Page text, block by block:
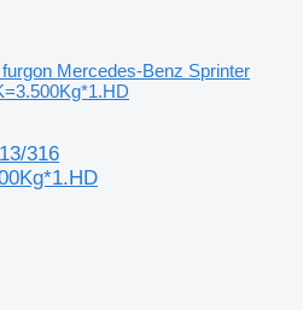
furgon Mercedes-Benz Sprinter
316